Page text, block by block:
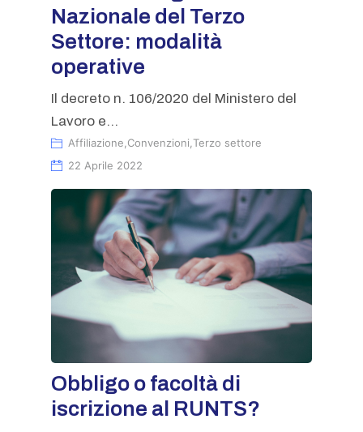
Nazionale del Terzo
Settore: modalità
operative
Il decreto n. 106/2020 del Ministero del
Lavoro e...
Affiliazione Convenzioni Terzo settore
22 Aprile 2022
Obbligo o facoltà di
iscrizione al RUNTS?